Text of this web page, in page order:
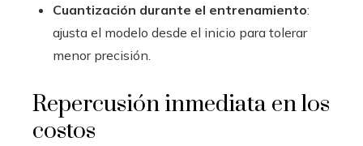
Cuantización durante el entrenamiento:
ajusta el modelo desde el inicio para tolerar
menor precisión.
Repercusión inmediata en los
costos